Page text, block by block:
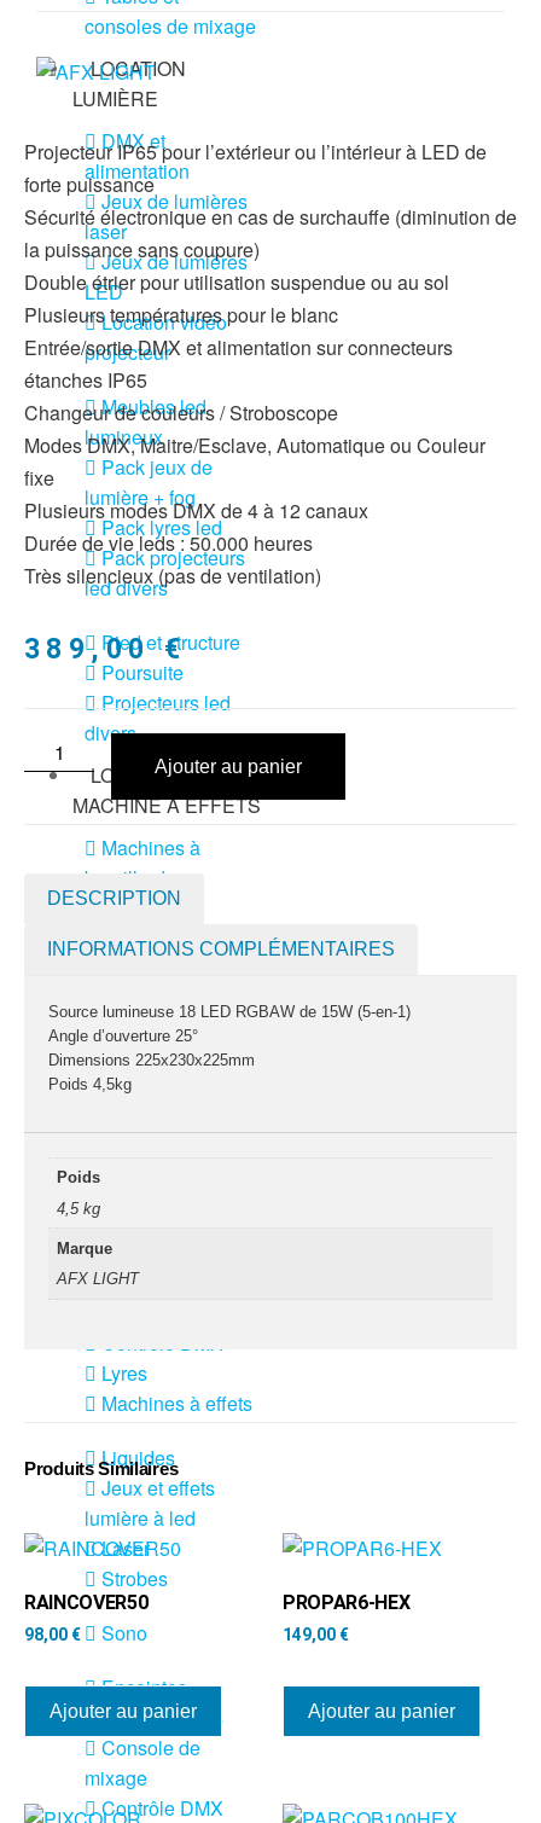
consoles de mixage
LOCATION
LUMIÈRE
DMX et
alimentation
Jeux de lumières
laser
Jeux de lumières
LED
Location vidéo
projecteur
Meubles led
lumineux
Pack jeux de
lumière + fog
Pack lyres led
Pack projecteurs
led divers
Pied et structure
Poursuite
Projecteurs led
divers
LOCATION
MACHINE À EFFETS
Machines à
brouillard
Machines à
confetti
étincelles froide
Machines à
fumée-geyser
VENTE SONO ET
ÉCLAIRAGE
Projecteurs LED
Accessoires
Contrôle DMX
Lyres
Machines à effets
Liquides
Jeux et effets
lumière à led
Laser
Strobes
Sono
Enceintes
Amplificateurs
Console de
mixage
Contrôle DMX
Projecteur IP65 pour l’extérieur ou l’intérieur à LED de
forte puissance
Sécurité électronique en cas de surchauffe (diminution de
la puissance sans coupure)
Double étrier pour utilisation suspendue ou au sol
Plusieurs températures pour le blanc
Entrée/sortie DMX et alimentation sur connecteurs
étanches IP65
Changeur de couleurs / Stroboscope
Modes DMX, Maitre/Esclave, Automatique ou Couleur
fixe
Plusieurs modes DMX de 4 à 12 canaux
Durée de vie leds : 50.000 heures
Très silencieux (pas de ventilation)
389,00€
Ajouter au panier
DESCRIPTION
INFORMATIONS COMPLÉMENTAIRES
Source lumineuse 18 LED RGBAW de 15W (5-en-1)
Angle d’ouverture 25°
Dimensions 225x230x225mm
Poids 4,5kg
Poids
4,5 kg
Marque
AFX LIGHT
Produits Similaires
RAINCOVER50
98,00 €
Ajouter au panier
PROPAR6-HEX
149,00 €
Ajouter au panier